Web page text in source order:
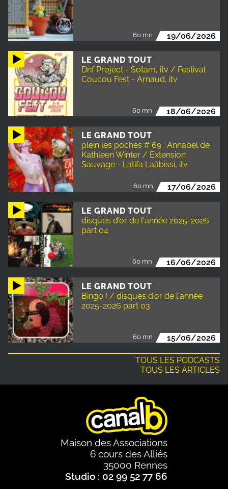
60 mn 19/06/2026
LE GRAND TOUT
Dnf Project - Sotam, itv / Festival
Coucou Fest - Arnaud, itv
60 mn 18/06/2026
LE GRAND TOUT
plein les poches # 69 : Annabel de
Kathleen Winter / Extension
Sauvage - Latifa Laâbissi, itv
60 mn 17/06/2026
LE GRAND TOUT
disques d'or de l'année 2025-2026
part 04
60 mn 16/06/2026
LE GRAND TOUT
Bingo ! / disques d'or de l'année
2025-2026 part 03
60 mn 15/06/2026
TOUS LES PODCASTS
TOUS LES ARTICLES
Maison des Associations
6 cours des Alliés
35000 Rennes
Studio : 02 99 52 77 66